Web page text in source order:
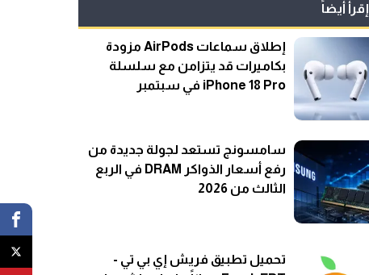
إقرأ أيضاً
إطلاق سماعات AirPods مزودة
بكاميرات قد يتزامن مع سلسلة
iPhone 18 Pro في سبتمبر
سامسونج تستعد لجولة جديدة من
رفع أسعار الذواكر DRAM في الربع
الثالث من 2026
تحميل تطبيق فريش إي بي تي -